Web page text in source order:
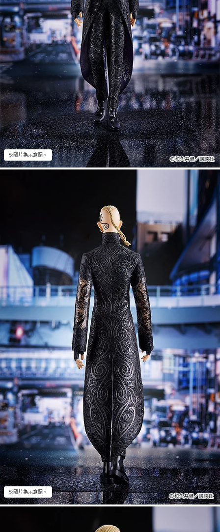
※圖片為示意圖。
※圖片為示意圖。